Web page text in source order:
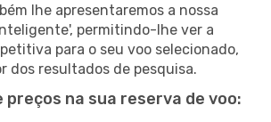
lhe apresentaremos a nossa
permitindo-lhe ver a
para o seu voo selecionado,
dos resultados de pesquisa.
na sua reserva de voo: